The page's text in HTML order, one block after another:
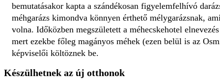
bemutatásakor kapta a szándékosan figyelemfelhívó
méhgarázs kimondva könnyen érthető mélygarázsnak,
volna. Időközben megszületett a méhecskehotel
mert ezekbe főleg magányos méhek (ezen belül is az
képviselői költöznek be.
Készülhetnek az új otthonok